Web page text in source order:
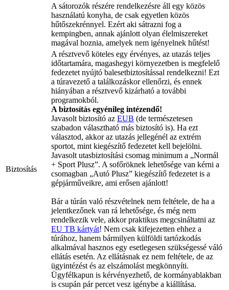
A sátorozók részére rendelkezésre áll egy közös
használatú konyha, de csak egyetlen közös
hűtőszekrénnyel. Ezért aki sátrazni fog a
kempingben, annak ajánlott olyan élelmiszereket
magával hoznia, amelyek nem igényelnek hűtést!
Biztosítás
A résztvevő köteles egy érvényes, az utazás teljes
időtartamára, magashegyi környezetben is megfelelő
fedezetet nyújtó balesetbiztosítással rendelkezni! Ezt
a túravezető a találkozáskor ellenőrzi, és ennek
hiányában a résztvevő kizárható a további
programokból.
A biztosítás egyénileg intézendő!
Javasolt biztosító az EUB (de természetesen
szabadon választható más biztosító is). Ha ezt
választod, akkor az utazás jellegénél az extrém
sportot, mint kiegészítő fedezetet kell bejelölni.
Javasolt utasbiztosítási csomag minimum a „Normál
+ Sport Plusz”. A sofőröknek lehetősége van kérni a
csomagban „Autó Plusz” kiegészítő fedezetet is a
gépjárműveikre, ami erősen ajánlott!
Bár a túrán való részvételnek nem feltétele, de ha a
jelentkezőnek van rá lehetősége, és még nem
rendelkezik vele, akkor praktikus megcsináltatni az
EU TB kártyát! Nem csak kifejezetten ehhez a
túrához, hanem bármilyen külföldi tartózkodás
alkalmával hasznos egy esetlegesen szükségessé váló
ellátás esetén. Az ellátásnak ez nem feltétele, de az
ügyintézést és az elszámolást megkönnyíti.
Ügyfélkapun is kérvényezhető, de kormányablakban
is csupán pár percet vesz igénybe a kiállítása.